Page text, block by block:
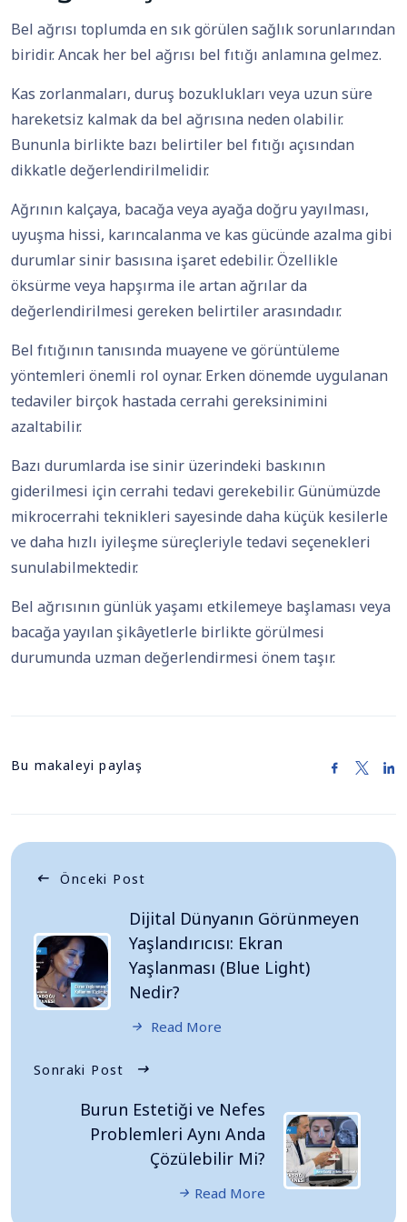
Bel ağrısı toplumda en sık görülen sağlık sorunlarından
biridir. Ancak her bel ağrısı bel fıtığı anlamına gelmez.
Kas zorlanmaları, duruş bozuklukları veya uzun süre
hareketsiz kalmak da bel ağrısına neden olabilir.
Bununla birlikte bazı belirtiler bel fıtığı açısından
dikkatle değerlendirilmelidir.
Ağrının kalçaya, bacağa veya ayağa doğru yayılması,
uyuşma hissi, karıncalanma ve kas gücünde azalma gibi
durumlar sinir basısına işaret edebilir. Özellikle
öksürme veya hapşırma ile artan ağrılar da
değerlendirilmesi gereken belirtiler arasındadır.
Bel fıtığının tanısında muayene ve görüntüleme
yöntemleri önemli rol oynar. Erken dönemde uygulanan
tedaviler birçok hastada cerrahi gereksinimini
azaltabilir.
Bazı durumlarda ise sinir üzerindeki baskının
giderilmesi için cerrahi tedavi gerekebilir. Günümüzde
mikrocerrahi teknikleri sayesinde daha küçük kesilerle
ve daha hızlı iyileşme süreçleriyle tedavi seçenekleri
sunulabilmektedir.
Bel ağrısının günlük yaşamı etkilemeye başlaması veya
bacağa yayılan şikâyetlerle birlikte görülmesi
durumunda uzman değerlendirmesi önem taşır.
Bu makaleyi paylaş
Önceki Post
Dijital Dünyanın Görünmeyen
Yaşlandırıcısı: Ekran
Yaşlanması (Blue Light)
Nedir?
Read More
Sonraki Post
Burun Estetiği ve Nefes
Problemleri Aynı Anda
Çözülebilir Mi?
Read More